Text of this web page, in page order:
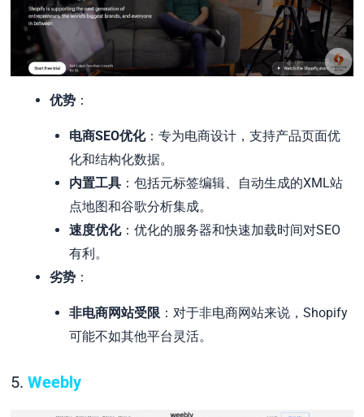
优势 ：
电商SEO优化：专为电商设计，支持产品页面优
化和结构化数据。
内置工具 ：包括元标签编辑、自动生成的XML站
点地图和谷歌分析集成。
速度优化：优化的服务器和快速加载时间对SEO
有利。
劣势 ：
非电商网站受限 ：对于非电商网站来说，Shopify
可能不如其他平台灵活。
5.Weebly